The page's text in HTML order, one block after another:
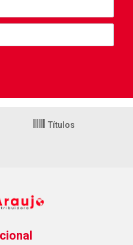
Títulos